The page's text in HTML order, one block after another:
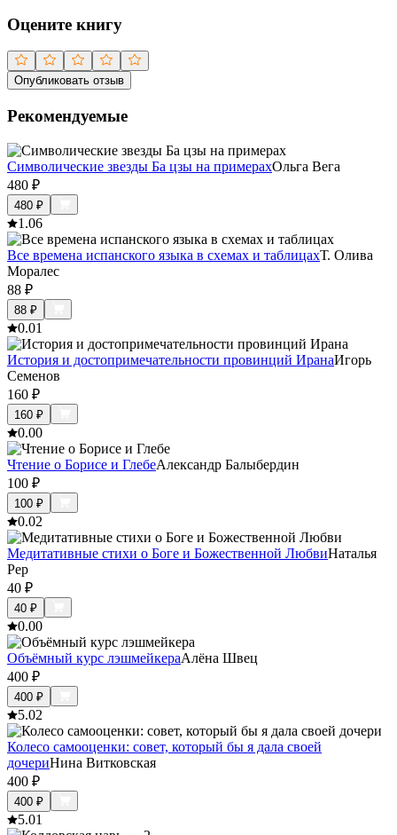
Оцените книгу
Опубликовать отзыв
Рекомендуемые
Символические звезды Ба цзы на примерахОльга Вега
480 ₽
480 ₽
1.06
Все времена испанского языка в схемах и таблицахТ. Олива
Моралес
88 ₽
88 ₽
0.01
История и достопримечательности провинций ИранаИгорь
Семенов
160 ₽
160 ₽
0.00
Чтение о Борисе и ГлебеАлександр Балыбердин
100 ₽
100 ₽
0.02
Медитативные стихи о Боге и Божественной ЛюбвиНаталья
Рер
40 ₽
40 ₽
0.00
Объёмный курс лэшмейкераАлёна Швец
400 ₽
400 ₽
5.02
Колесо самооценки: совет, который бы я дала своей
дочериНина Витковская
400 ₽
400 ₽
5.01